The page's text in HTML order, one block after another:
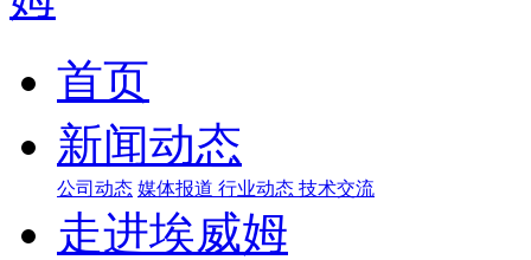
首页
新闻动态
公司动态 媒体报道 行业动态 技术交流
走进埃威姆